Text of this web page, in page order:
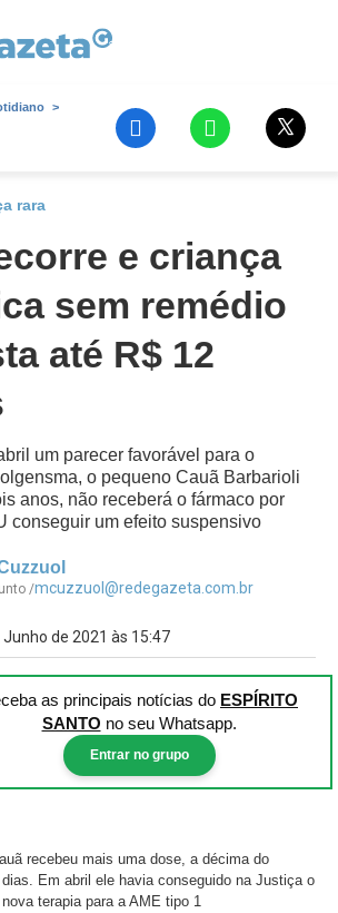
rara
e criança
sem remédio
até R$ 12
um parecer favorável para o
o pequeno Cauã Barbarioli
anos, não receberá o fármaco por
conseguir um efeito suspensivo
/mcuzzuol@redegazeta.com.br
de 2021 às 15:47
as principais notícias do ESPÍRITO
SANTO no seu Whatsapp.
Entrar no grupo
recebeu mais uma dose, a décima do
Em abril ele havia conseguido na Justiça o
terapia para a AME tipo 1